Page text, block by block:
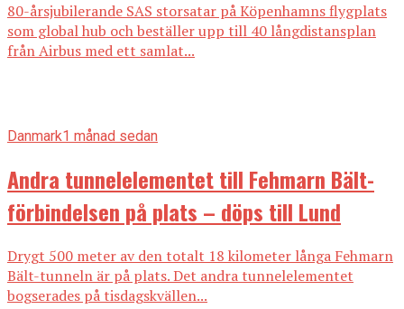
80-årsjubilerande SAS storsatar på Köpenhamns flygplats
som global hub och beställer upp till 40 långdistansplan
från Airbus med ett samlat...
Danmark1 månad sedan
Andra tunnelelementet till Fehmarn Bält-
förbindelsen på plats – döps till Lund
Drygt 500 meter av den totalt 18 kilometer långa Fehmarn
Bält-tunneln är på plats. Det andra tunnelelementet
bogserades på tisdagskvällen...